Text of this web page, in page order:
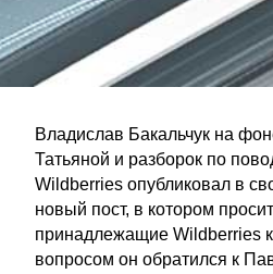
Владислав Бакальчук на
Татьяной и разборок по
Wildberries опубликовал в
новый пост, в котором
принадлежащие Wildberries
вопросом он обратился к
Контакт »